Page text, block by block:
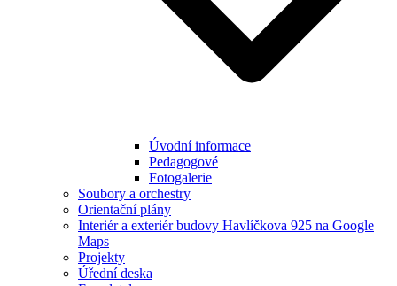
Úvodní informace
Pedagogové
Fotogalerie
Soubory a orchestry
Orientační plány
Interiér a exteriér budovy Havlíčkova 925 na Google
Maps
Projekty
Úřední deska